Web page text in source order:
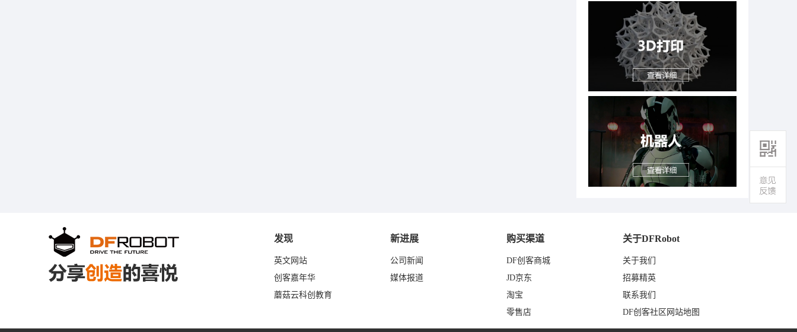
发现
英文网站
创客嘉年华
蘑菇云科创教育
新进展
公司新闻
媒体报道
购买渠道
DF创客商城
JD京东
淘宝
零售店
关于DFRobot
关于我们
招募精英
联系我们
DF创客社区网站地图